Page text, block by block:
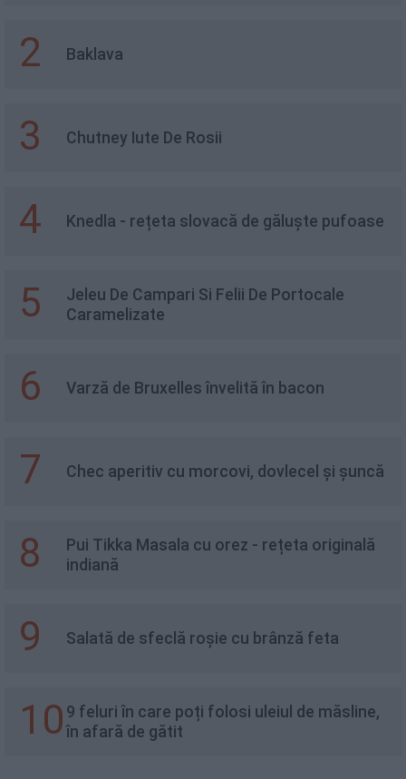
2 Baklava
3 Chutney Iute De Rosii
4 Knedla - rețeta slovacă de găluște pufoase
5
Jeleu De Campari Si Felii De Portocale
Caramelizate
6 Varză de Bruxelles învelită în bacon
7 Chec aperitiv cu morcovi, dovlecel și șuncă
8
Pui Tikka Masala cu orez - rețeta originală
indiană
9 Salată de sfeclă roșie cu brânză feta
10 9 feluri în care poți folosi uleiul de măsline,
în afară de gătit